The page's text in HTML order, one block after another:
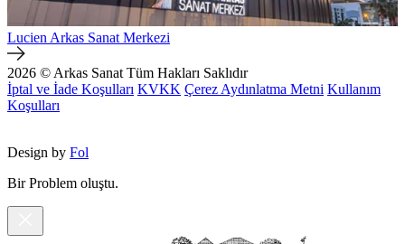
Lucien Arkas Sanat Merkezi
2026 © Arkas Sanat Tüm Hakları Saklıdır
İptal ve İade Koşulları KVKK Çerez Aydınlatma Metni Kullanım
Koşulları
Design by Fol
Bir Problem oluştu.